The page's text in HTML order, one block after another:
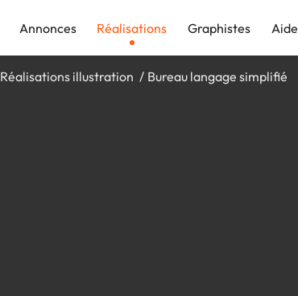
Annonces Réalisations Graphistes Aide
Réalisations illustration Bureau langage simplifié